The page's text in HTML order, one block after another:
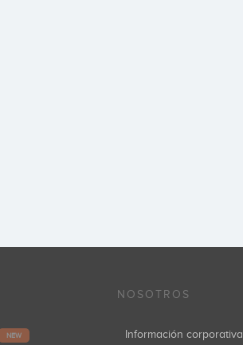
NEW
NOSOTROS
Información corporativa